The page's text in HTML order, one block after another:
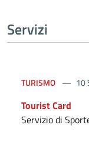
Servizi
TURISMO 10
Tourist Card
Servizio di